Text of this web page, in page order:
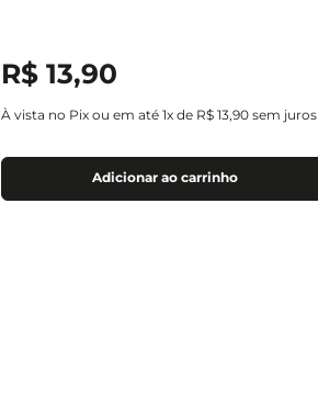
R$ 13,90
À vista no Pix ou em até 1x de R$ 13,90sem juros
Adicionar ao carrinho